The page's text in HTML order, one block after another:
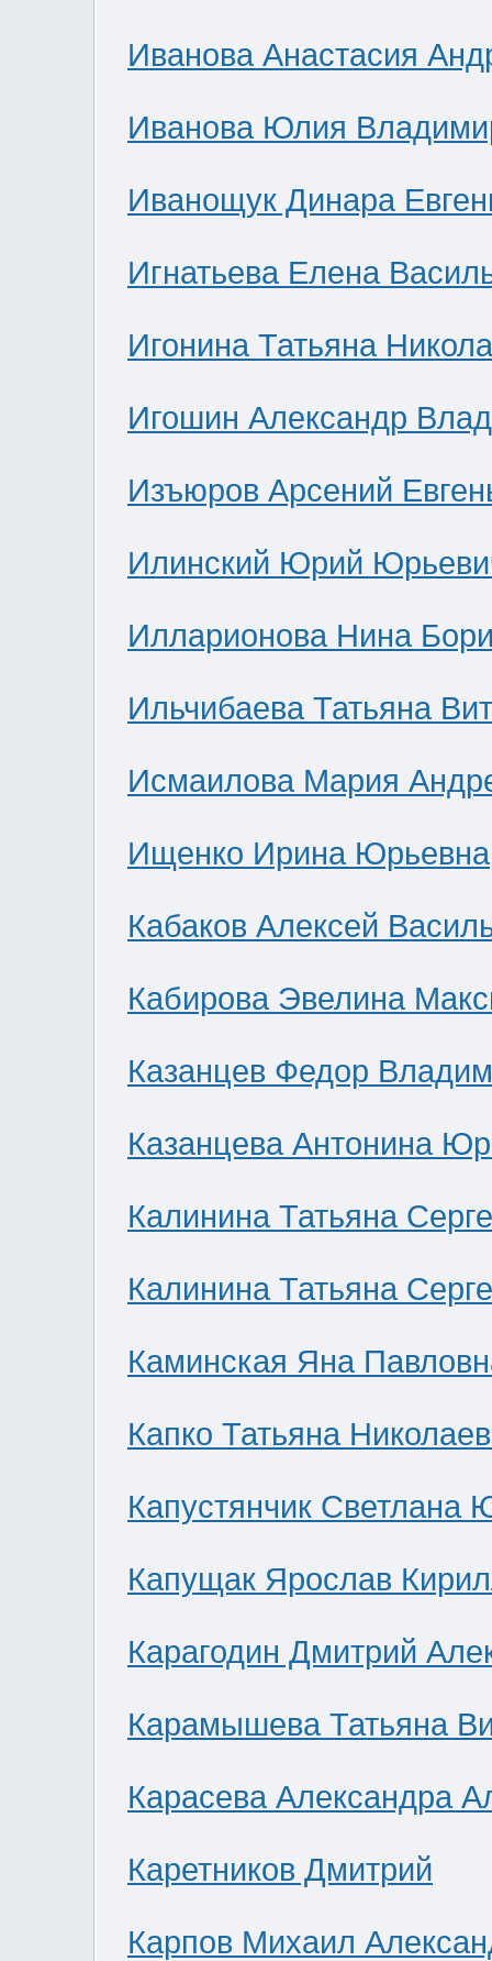
Иванова Анастасия
Иванова Юлия
Иванощук Динара
Игнатьева Елена
Игонина Татьяна
Игошин Александр
Изъюров Арсений
Илинский Юрий
Илларионова Нина
Ильчибаева Татьяна
Исмаилова Мария
Ищенко Ирина Юрьевна
Кабаков Алексей
Кабирова Эвелина
Казанцев Федор
Казанцева Антонина
Калинина Татьяна
Калинина Татьяна
Каминская Яна
Капко Татьяна
Капустянчик Светлана
Капущак Ярослав
Карагодин Дмитрий
Карамышева Татьяна
Карасева Александра
Каретников Дмитрий
Карпов Михаил